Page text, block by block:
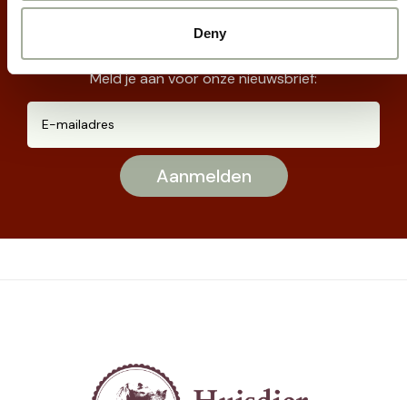
Deny
Meld je aan voor onze nieuwsbrief: